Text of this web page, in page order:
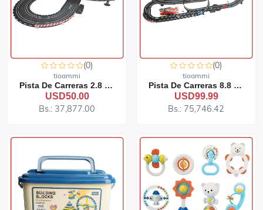
(0)
tioammi
Pista De Carreras 2.8 Metros 91-112
USD50.00
Bs.: 37,877.00
(0)
tioammi
Pista De Carreras 8.8 Metros 91-118
USD99.99
Bs.: 75,746.42